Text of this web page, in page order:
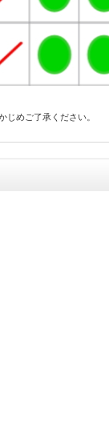
めご了承ください。